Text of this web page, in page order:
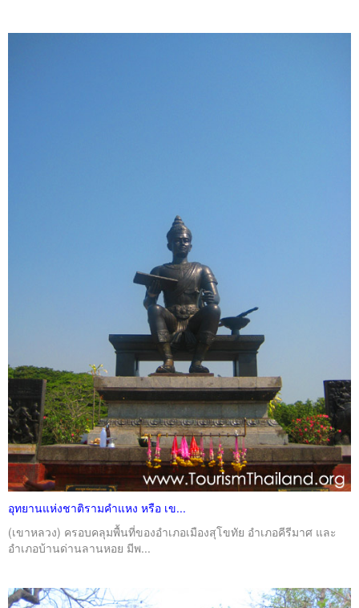
อุทยานแห่งชาติรามคำแหง หรือ เข...
(เขาหลวง) ครอบคลุมพื้นที่ของอำเภอเมืองสุโขทัย อำเภอคีรีมาศ และ
อำเภอบ้านด่านลานหอย มีพ...